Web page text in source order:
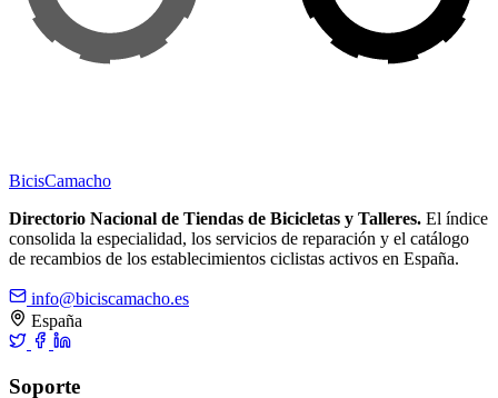
BicisCamacho
Directorio Nacional de Tiendas de Bicicletas y Talleres. El índice
consolida la especialidad, los servicios de reparación y el catálogo
de recambios de los establecimientos ciclistas activos en España.
info@biciscamacho.es
España
Soporte